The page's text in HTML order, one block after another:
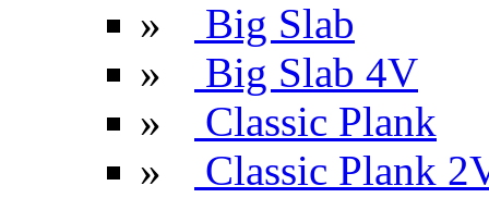
»
Big Slab
»
Big Slab 4V
»
Classic Plank
»
Classic Plank